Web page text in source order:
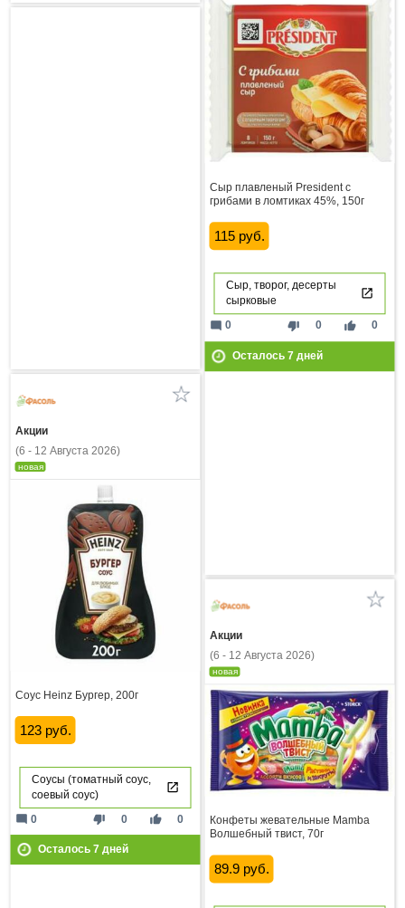
Сыр плавленый President с
грибами в ломтиках 45%, 150г
115 руб.
Сыр, творог, десерты
сырковые
thumb_down 0 thumb_up 0
mode_comment 0
Осталось 7дней
Акции
(6 - 12 Августа 2026)
новая
Соус Heinz Бургер, 200г
123 руб.
Соусы (томатный соус,
соевый соус)
thumb_down 0 thumb_up 0
mode_comment 0
Осталось 7дней
Акции
(6 - 12 Августа 2026)
новая
Конфеты жевательные Mamba
Волшебный твист, 70г
89.9 руб.